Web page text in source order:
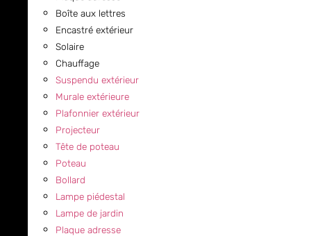
Boîte aux lettres
Encastré extérieur
Solaire
Chauffage
Suspendu extérieur
Murale extérieure
Plafonnier extérieur
Projecteur
Tête de poteau
Poteau
Bollard
Lampe piédestal
Lampe de jardin
Plaque adresse